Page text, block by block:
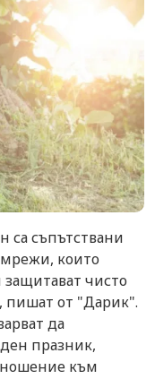
са съпътствани
мрежи, които
защитават чисто
пишат от "Дарик".
да
празник,
към